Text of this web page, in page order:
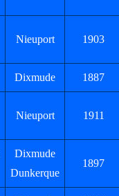
Nieuport 1903
Dixmude 1887
Nieuport 1911
Dixmude
Dunkerque
1897